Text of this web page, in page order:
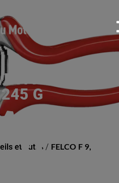
21
G
et outils / FELCO F 9,